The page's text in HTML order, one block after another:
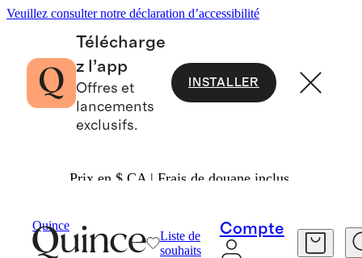
Veuillez consulter notre déclaration d’accessibilité
Télécharge
z l’app
Offres et
lancements
exclusifs.
INSTALLER
Prix en $ CA | Frais de douane inclus.
Quince
Liste de
souhaits
Compte